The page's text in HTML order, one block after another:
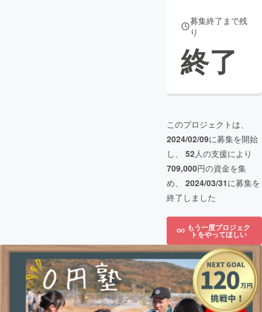
募集終了まで残
り
終了
このプロジェクトは、
2024/02/09に募集を開始
し、 52人の支援により
709,000円の資金を集
め、 2024/03/31に募集を
終了しました
もう一度プロジェク
トをやってほしい